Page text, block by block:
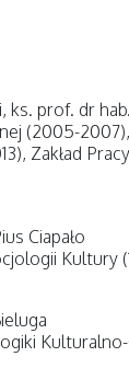
ks. prof. dr
(2005-
Zakład
Ciapało
Kultury